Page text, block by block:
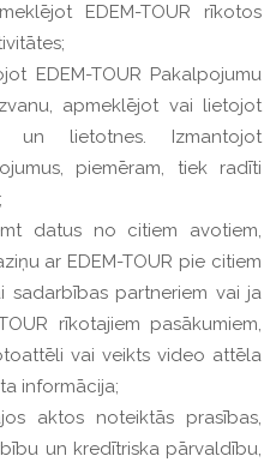
EDEM-TOUR rīkotos
EDEM-TOUR Pakalpojumu
apmeklējot vai lietojot
un lietotnes. Izmantojot
piemēram, tiek radīti
datus no citiem avotiem,
ar EDEM-TOUR pie citiem
sadarbības partneriem vai ja
rīkotajiem pasākumiem,
vai veikts video attēla
informācija;
aktos noteiktās prasības,
un kredītriska pārvaldību,